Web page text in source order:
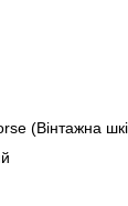
(Вінтажна